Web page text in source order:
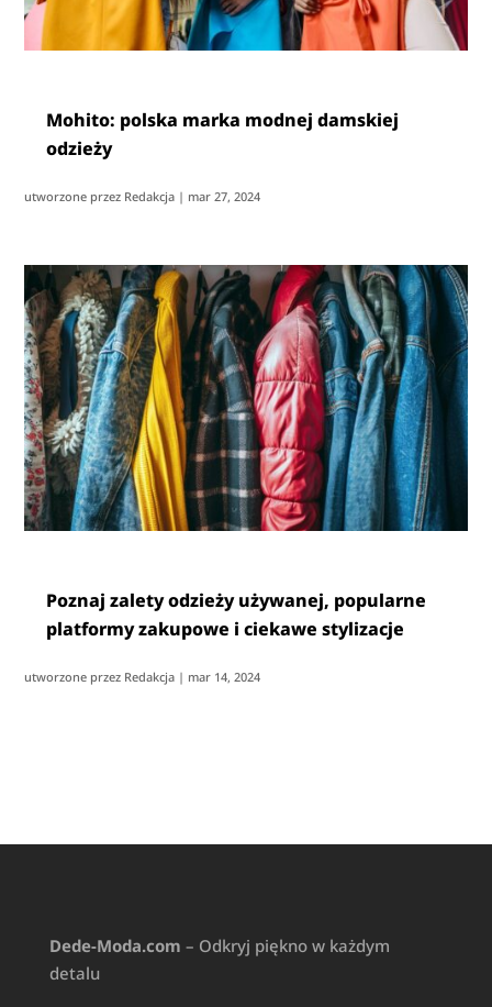
Mohito: polska marka modnej damskiej
odzieży
utworzone przez Redakcja | mar 27, 2024
Poznaj zalety odzieży używanej, popularne
platformy zakupowe i ciekawe stylizacje
utworzone przez Redakcja | mar 14, 2024
Dede-Moda.com – Odkryj piękno w każdym
detalu